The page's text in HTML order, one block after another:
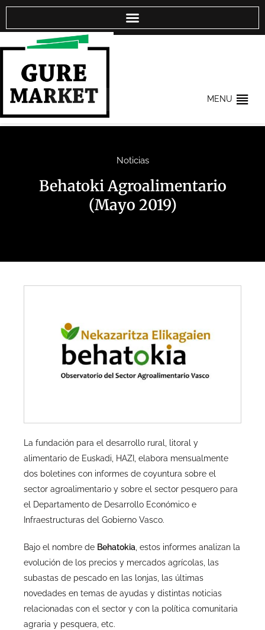
MENU
Noticias
Behatoki Agroalimentario
(Mayo 2019)
La fundación para el desarrollo rural, litoral y
alimentario de Euskadi, HAZI, elabora mensualmente
dos boletines con informes de coyuntura sobre el
sector agroalimentario y sobre el sector pesquero para
el Departamento de Desarrollo Económico e
Infraestructuras del Gobierno Vasco.
Bajo el nombre de Behatokia, estos informes analizan la
evolución de los precios y mercados agrícolas, las
subastas de pescado en las lonjas, las últimas
novedades en temas de ayudas y distintas noticias
relacionadas con el sector y con la política comunitaria
agraria y pesquera, etc.